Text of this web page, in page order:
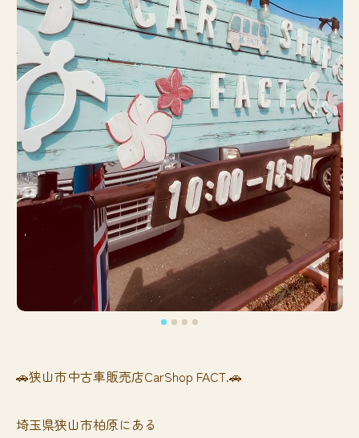
🚗狭山市中古車販売店CarShop FACT.🚗
埼玉県狭山市柏原にある